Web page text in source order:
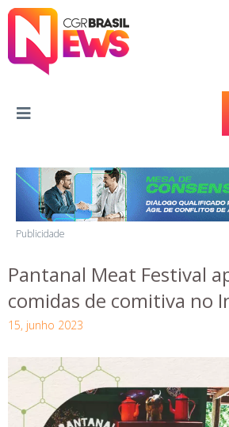
Publicidade
Pantanal Meat Festival
comidas de comitiva no
15, junho 2023